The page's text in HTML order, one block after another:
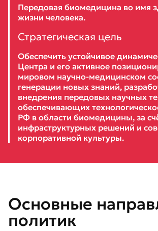
Передовая биомедицина во имя
жизни человека.
Стратегическая цель
Обеспечить устойчивое
Центра и его активное
мировом научно-медицинском
генерации новых знаний,
внедрения передовых научных
обеспечивающих
РФ в области биомедицины, за
инфраструктурных решений и
корпоративной культуры.
Основные
политик